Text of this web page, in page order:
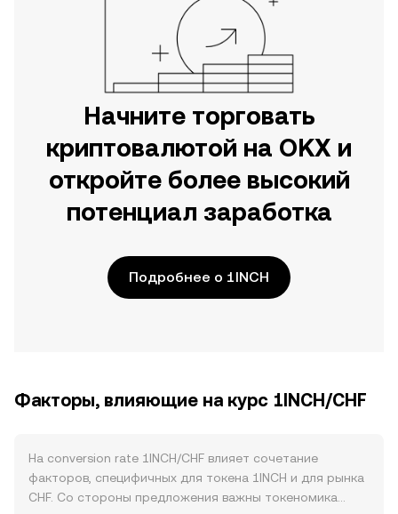
Начните торговать
криптовалютой на OKX и
откройте более высокий
потенциал заработка
Подробнее о 1INCH
Факторы, влияющие на курс 1INCH/CHF
На conversion rate 1INCH/CHF влияет сочетание
факторов, специфичных для токена 1INCH и для рынка
CHF. Со стороны предложения важны токеномика